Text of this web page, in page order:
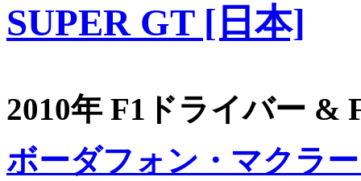
SUPER GT [日本]
2010年 F1ドライバー &
ボーダフォン・マクラ